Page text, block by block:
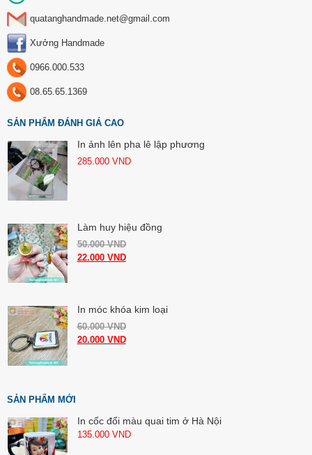
quatanghandmade.net@gmail.com
Xưởng Handmade
0966.000.533
08.65.65.1369
SẢN PHẨM ĐÁNH GIÁ CAO
In ảnh lên pha lê lập phương
285.000 VND
Làm huy hiệu đồng
50.000VND
22.000 VND
In móc khóa kim loại
60.000VND
20.000 VND
SẢN PHẨM MỚI
In cốc đổi màu quai tim ở Hà Nội
135.000 VND